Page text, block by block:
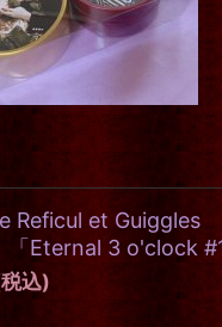
Reficul et Guiggles
Eternal 3 o'clock #1
込)